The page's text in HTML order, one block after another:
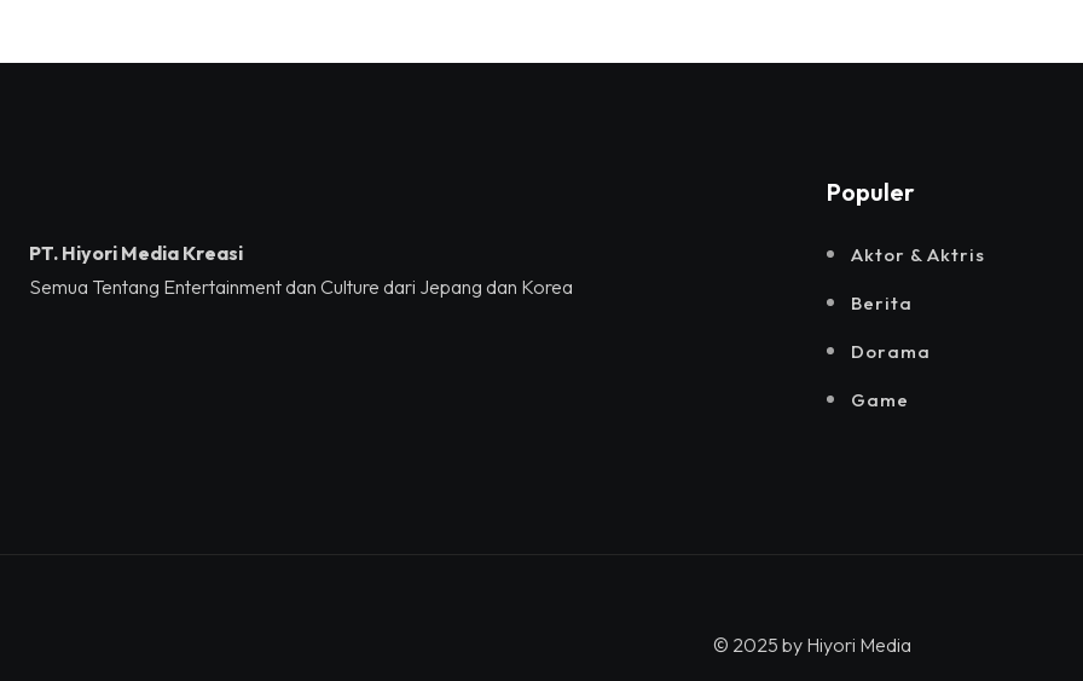
PT. Hiyori Media Kreasi
Semua Tentang Entertainment dan Culture dari Jepang dan Korea
Populer
Aktor & Aktris
Berita
Dorama
Game
© 2025 by Hiyori Media